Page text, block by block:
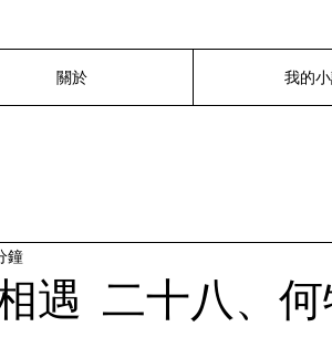
關於 我的
遇 二十八、
鐘